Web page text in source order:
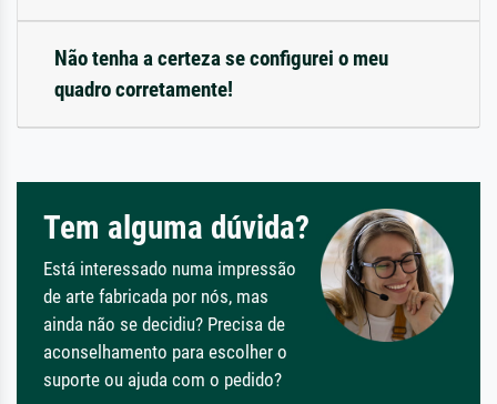
Não tenha a certeza se configurei o meu
quadro corretamente!
Tem alguma dúvida?
Está interessado numa impressão
de arte fabricada por nós, mas
ainda não se decidiu? Precisa de
aconselhamento para escolher o
suporte ou ajuda com o pedido?